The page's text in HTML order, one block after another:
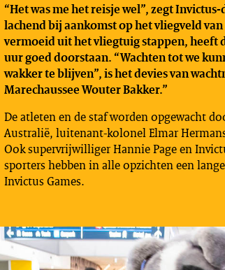
“Het was me het reisje wel”, zegt
lachend bij aankomst op het vliegveld
vermoeid uit het vliegtuig stappen, heeft
uur goed doorstaan. “Wachten tot we
wakker te blijven”, is het devies van
Marechaussee Wouter Bakker.”​
De atleten en de staf worden opgewacht
Australië, luitenant-kolonel Elmar
Ook supervrijwilliger Hannie Page en
sporters hebben in alle opzichten een
Invictus Games.